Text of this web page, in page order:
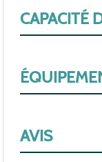
CAPACITÉ
AVIS